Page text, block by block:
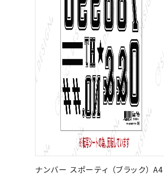
ナンバー スポーティ （ブラック） A4